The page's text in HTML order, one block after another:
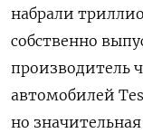
набрали
собственно
производитель
автомобилей
но